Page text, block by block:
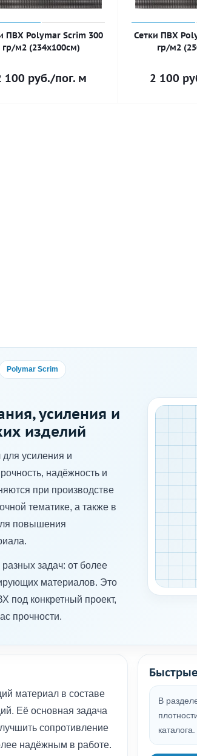
ПВХ Polymar Scrim 300
гр/м2 (234х100см)
100 руб./пог. м
Сетки ПВХ
гр/м2
2 100
Polymar Scrim
усиления и
изделий
усиления и
надёжность и
при производстве
тематике, а также в
повышения
задач: от более
материалов. Это
под конкретный проект,
прочности.
материал в составе
Её основная задача
сопротивление
надёжным в работе.
В
каталога.